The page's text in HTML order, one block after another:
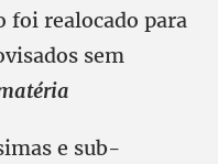
foi realocado para
sem
e sub-